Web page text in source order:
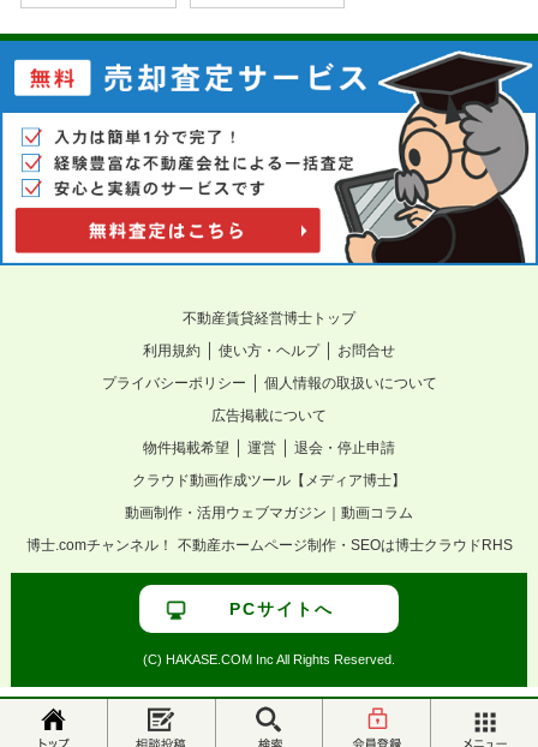
不動産賃貸経営博士トップ
利用規約 ｜ 使い方・ヘルプ｜ お問合せ
プライバシーポリシー ｜ 個人情報の取扱いについて
広告掲載について
物件掲載希望 ｜ 運営 ｜ 退会・停止申請
クラウド動画作成ツール【メディア博士】
動画制作・活用ウェブマガジン｜動画コラム
博士.comチャンネル！
不動産ホームページ制作・SEOは博士クラウドRHS
PCサイトへ
(C) HAKASE.COM Inc All Rights Reserved.